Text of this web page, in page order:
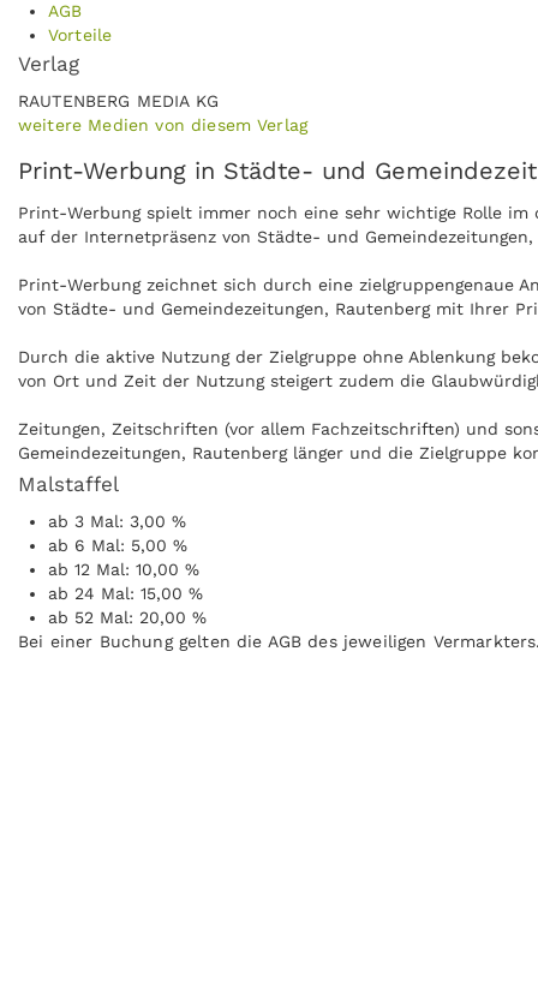
AGB
Vorteile
Verlag
RAUTENBERG MEDIA KG
weitere Medien von diesem Verlag
Print-Werbung in Städte- und
Print-Werbung spielt immer noch eine sehr wichtige Rolle
auf der Internetpräsenz von Städte- und
Print-Werbung zeichnet sich durch eine zielgruppengenaue
von Städte- und Gemeindezeitungen, Rautenberg mit Ihrer
Durch die aktive Nutzung der Zielgruppe ohne Ablenkung
von Ort und Zeit der Nutzung steigert zudem die
Zeitungen, Zeitschriften (vor allem Fachzeitschriften) und
Gemeindezeitungen, Rautenberg länger und die Zielgruppe
Städte- und Gemeindezeitungen, Rautenberg kann ohne
Malstaffel
ab 3 Mal: 3,00 %
ab 6 Mal: 5,00 %
ab 12 Mal: 10,00 %
ab 24 Mal: 15,00 %
ab 52 Mal: 20,00 %
Bei einer Buchung gelten die AGB des jeweiligen